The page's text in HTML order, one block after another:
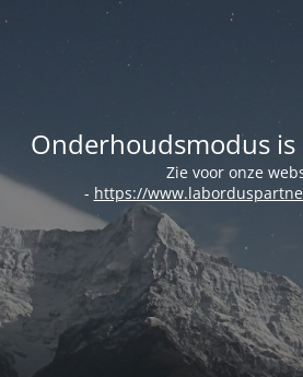
Onderhoudsmodus is
Zie voor onze
- https://